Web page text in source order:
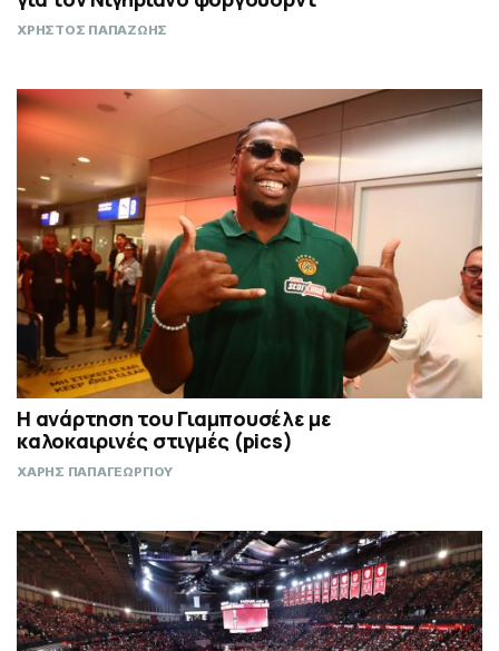
ΧΡΗΣΤΟΣ ΠΑΠΑΖΩΗΣ
Η ανάρτηση του Γιαμπουσέλε με
καλοκαιρινές στιγμές (pics)
ΧΑΡΗΣ ΠΑΠΑΓΕΩΡΓΙΟΥ